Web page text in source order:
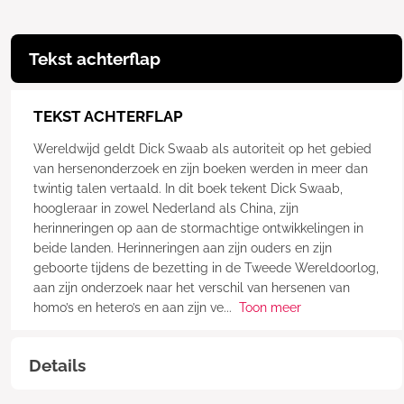
Tekst achterflap
TEKST ACHTERFLAP
Wereldwijd geldt Dick Swaab als autoriteit op het gebied
van hersenonderzoek en zijn boeken werden in meer dan
twintig talen vertaald. In dit boek tekent Dick Swaab,
hoogleraar in zowel Nederland als China, zijn
herinneringen op aan de stormachtige ontwikkelingen in
beide landen. Herinneringen aan zijn ouders en zijn
geboorte tijdens de bezetting in de Tweede Wereldoorlog,
aan zijn onderzoek naar het verschil van hersenen van
homo’s en hetero’s en aan zijn ve... Toon meer
Details